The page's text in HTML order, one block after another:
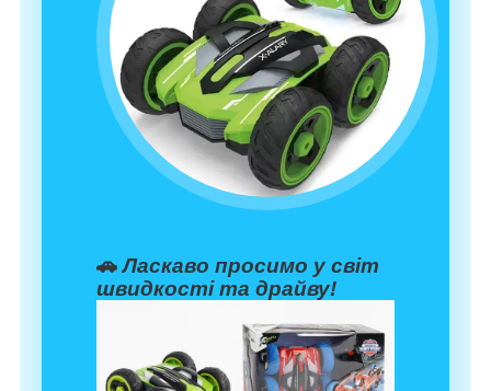
🚗Ласкаво просимо у світ
швидкості та драйву!